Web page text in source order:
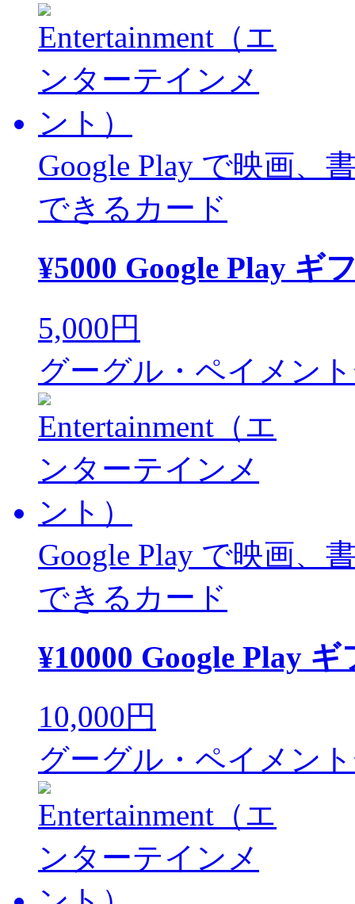
Google Play で映画、
できるカード
¥5000 Google Play ギ
5,000円
グーグル・ペイメン
Google Play で映画、
できるカード
¥10000 Google Play
10,000円
グーグル・ペイメン